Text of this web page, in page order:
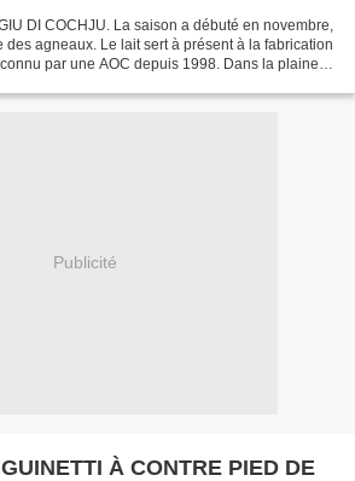
DI COCHJU. La saison a débuté en novembre,
agneaux. Le lait sert à présent à la fabrication
par une AOC depuis 1998. Dans la plaine
Publicité
À CONTRE PIED DE